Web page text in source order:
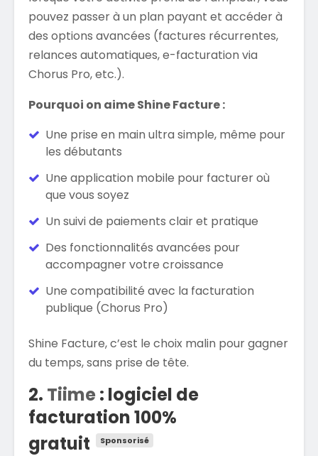
pouvez passer à un plan payant et accéder à
des options avancées (factures récurrentes,
relances automatiques, e-facturation via
Chorus Pro, etc.).
Pourquoi on aime Shine Facture :
Une prise en main ultra simple, même pour
les débutants
Une application mobile pour facturer où
que vous soyez
Un suivi de paiements clair et pratique
Des fonctionnalités avancées pour
accompagner votre croissance
Une compatibilité avec la facturation
publique (Chorus Pro)
Shine Facture, c’est le choix malin pour gagner
du temps, sans prise de tête.
2. Tiime : logiciel de
facturation 100%
gratuit